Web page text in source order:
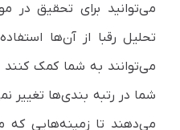
می‌توانید برای تحقیق در
تحلیل رقبا از آن‌ها
می‌توانند به شما کمک
شما در رتبه بندی‌ها تغییر
می‌دهند تا زمینه‌هایی که